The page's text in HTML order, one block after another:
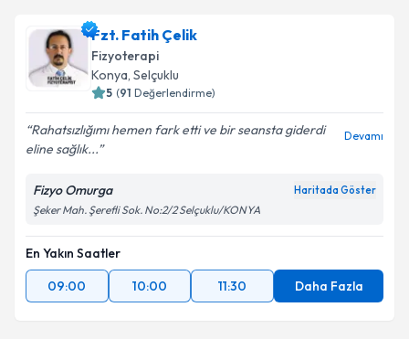
Fzt. Fatih Çelik
Fizyoterapi
Konya, Selçuklu
5 (91 Değerlendirme)
Rahatsızlığımı hemen fark etti ve bir seansta giderdi
eline sağlık...
Devamı
Fizyo Omurga Haritada Göster
Şeker Mah. Şerefli Sok. No:2/2 Selçuklu/KONYA
En Yakın Saatler
09:00
10:00 11:30 Daha Fazla